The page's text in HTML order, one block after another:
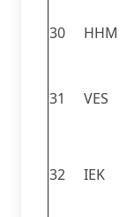
30 HHM
31 VES
32 IEK